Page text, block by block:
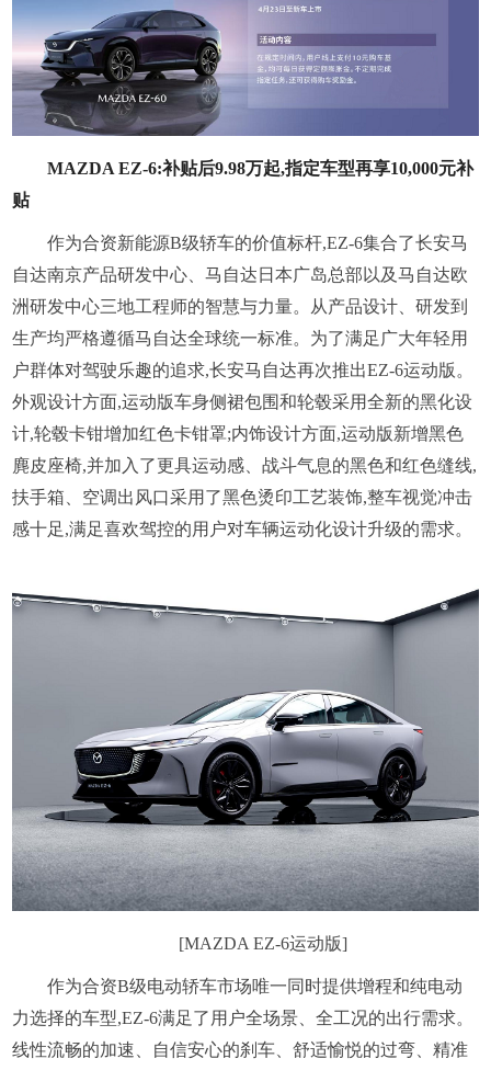
MAZDA EZ-6:补贴后9.98万起,指定车型再享10,000元补
贴
作为合资新能源B级轿车的价值标杆,EZ-6集合了长安马
自达南京产品研发中心、马自达日本广岛总部以及马自达欧
洲研发中心三地工程师的智慧与力量。从产品设计、研发到
生产均严格遵循马自达全球统一标准。为了满足广大年轻用
户群体对驾驶乐趣的追求,长安马自达再次推出EZ-6运动版。
外观设计方面,运动版车身侧裙包围和轮毂采用全新的黑化设
计,轮毂卡钳增加红色卡钳罩;内饰设计方面,运动版新增黑色
麂皮座椅,并加入了更具运动感、战斗气息的黑色和红色缝线,
扶手箱、空调出风口采用了黑色烫印工艺装饰,整车视觉冲击
感十足,满足喜欢驾控的用户对车辆运动化设计升级的需求。
[MAZDA EZ-6运动版]
作为合资B级电动轿车市场唯一同时提供增程和纯电动
力选择的车型,EZ-6满足了用户全场景、全工况的出行需求。
线性流畅的加速、自信安心的刹车、舒适愉悦的过弯、精准